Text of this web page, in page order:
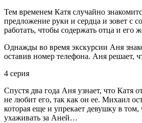
Тем временем Катя случайно
предложение руки и сердца и зовет с
работать, чтобы содержать отца и его
Однажды во время экскурсии Аня
оставив номер телефона. Аня решает,
4 серия
Спустя два года Аня узнает, что Катя
не любит его, так как он ее. Михаил
которая еще и упрекает девушку в
ухаживать за Аней…